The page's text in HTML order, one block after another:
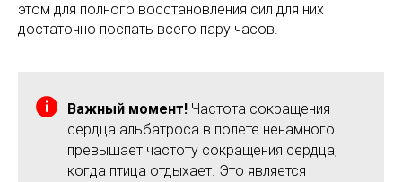
этом для полного восстановления сил для них
достаточно поспать всего пару часов.
Важный момент! Частота сокращения
сердца альбатроса в полете ненамного
превышает частоту сокращения сердца,
когда птица отдыхает. Это является